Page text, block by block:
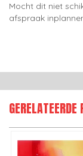
Mocht dit niet
afspraak
GERELATEERDE